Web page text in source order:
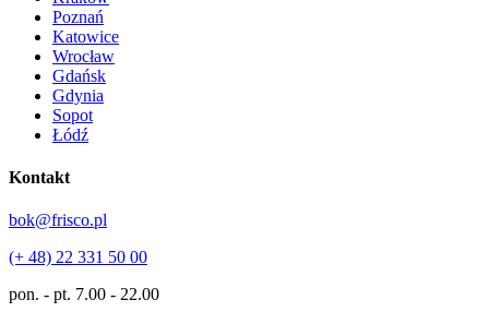
Poznań
Katowice
Wrocław
Gdańsk
Gdynia
Sopot
Łódź
Kontakt
bok@frisco.pl
(+ 48) 22 331 50 00
pon. - pt. 7.00 - 22.00